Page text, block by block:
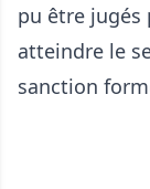
pu être jugés
atteindre le
sanction